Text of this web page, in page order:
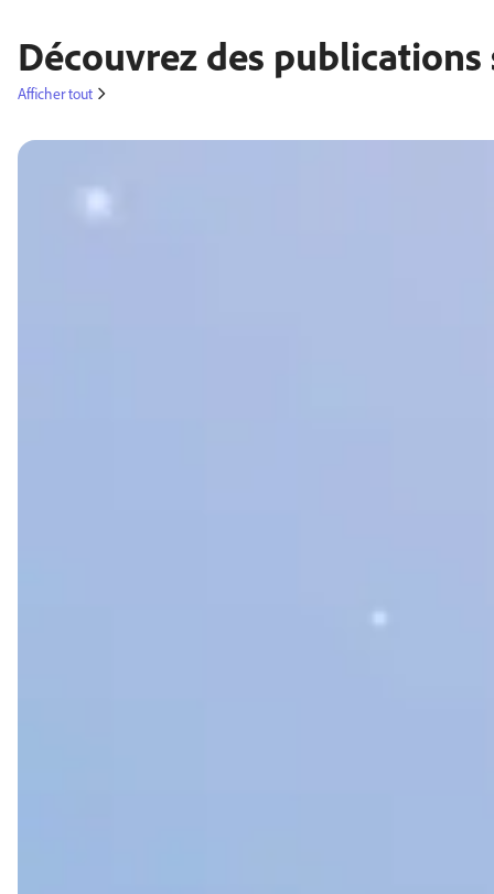
Découvrez des
Afficher tout